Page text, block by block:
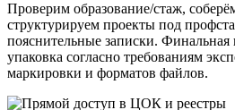
Проверим образование/стаж,
структурируем проекты под
пояснительные записки.
упаковка согласно требованиям
маркировки и форматов файлов.